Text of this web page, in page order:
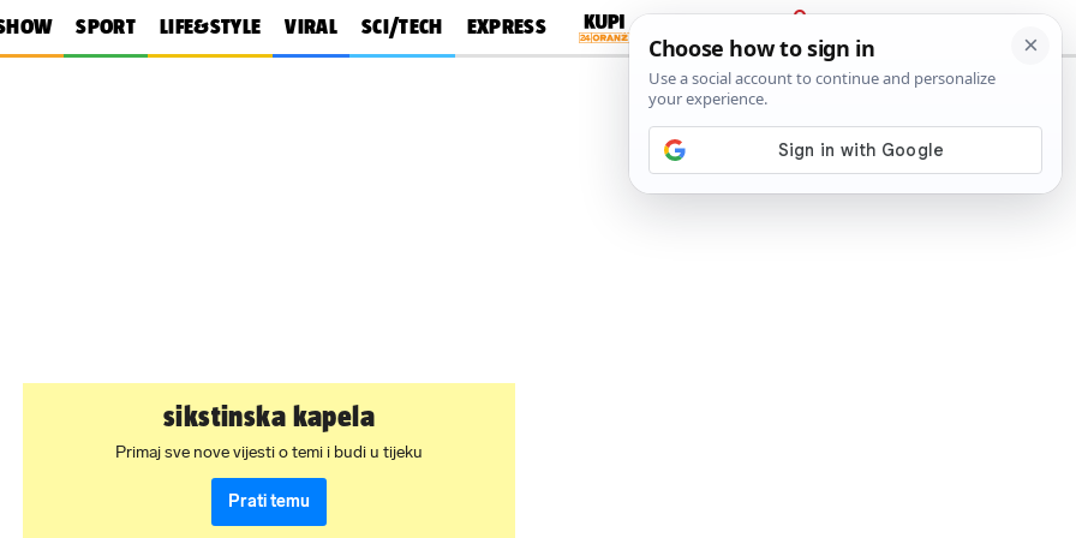
SPORT LIFE&STYLE VIRAL SCI/TECH EXPRESS
PRIJAVA
sikstinska kapela
Primaj sve nove vijesti o temi i budi u tijeku
Prati temu